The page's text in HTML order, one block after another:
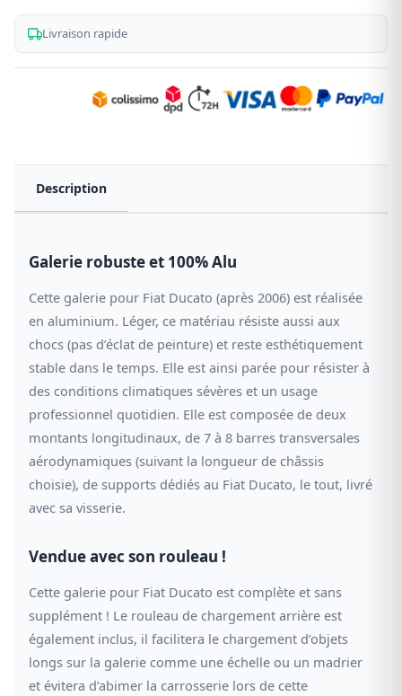
aluminium
Livraison rapide
Description
Galerie robuste et 100% Alu
Cette galerie pour Fiat Ducato (après 2006) est réalisée
en aluminium. Léger, ce matériau résiste aussi aux
chocs (pas d’éclat de peinture) et reste esthétiquement
stable dans le temps. Elle est ainsi parée pour résister à
des conditions climatiques sévères et un usage
professionnel quotidien. Elle est composée de deux
montants longitudinaux, de 7 à 8 barres transversales
aérodynamiques (suivant la longueur de châssis
choisie), de supports dédiés au Fiat Ducato, le tout, livré
avec sa visserie.
Vendue avec son rouleau !
Cette galerie pour Fiat Ducato est complète et sans
supplément ! Le rouleau de chargement arrière est
également inclus, il facilitera le chargement d’objets
longs sur la galerie comme une échelle ou un madrier
et évitera d’abimer la carrosserie lors de cette